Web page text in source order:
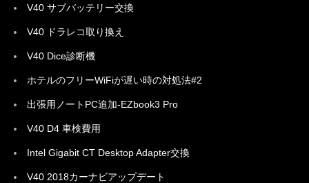
V40 サブバッテリー交換
V40 ドラレコ取り換え
V40 Dice診断機
ホテルのフリーWiFiが遅い時の対処法#2
出張用ノートPC追加-EZbook3 Pro
V40 D4 車検費用
Intel Gigabit CT Desktop Adapter交換
V40 2018カーナビアップデート